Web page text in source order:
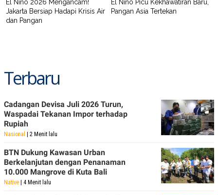
El Nino 2026 Mengancam!
Jakarta Bersiap Hadapi Krisis Air
dan Pangan
El Nino Picu Kekhawatiran Baru,
Pangan Asia Tertekan
Terbaru
Cadangan Devisa Juli 2026 Turun,
Waspadai Tekanan Impor terhadap
Rupiah
Nasional | 2 Menit lalu
BTN Dukung Kawasan Urban
Berkelanjutan dengan Penanaman
10.000 Mangrove di Kuta Bali
Native | 4 Menit lalu